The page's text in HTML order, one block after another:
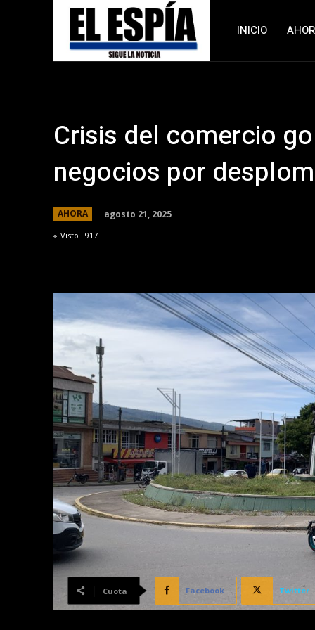
INICIO
Crisis del comercio
negocios por
AHORA agosto 21, 2025
Visto : 917
Cuota Facebook Twitter